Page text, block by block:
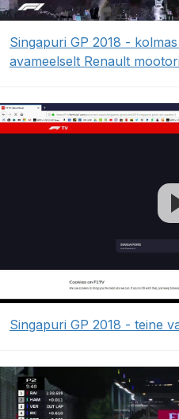
Singapuri GP 2018 -
avameelselt Renault
Singapuri GP 2018 - teine